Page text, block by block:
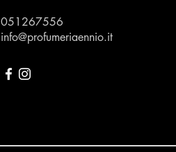
051267556
info@profumeriaennio.it